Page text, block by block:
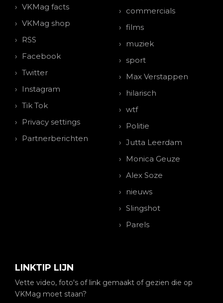
VKMag facts
VKMag shop
RSS
Facebook
Twitter
Instagram
Tik Tok
Privacy settings
Partnerberichten
commercials
films
muziek
sport
Max Verstappen
hilarisch
wtf
Politie
Jutta Leerdam
Monica Geuze
Alex Soze
nieuws
Slingshot
Parels
LINKTIP LIJN
Vette video, foto's of link gemaakt of gezien die op
VKMag moet staan?